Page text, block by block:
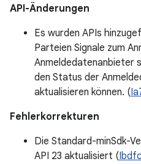
API-Änderungen
Es wurden APIs
Parteien Signale zum
Anmeldedatenanbieter
den Status der
aktualisieren können. (
Fehlerkorrekturen
Die Standard-minSdk-
API 23 aktualisiert (